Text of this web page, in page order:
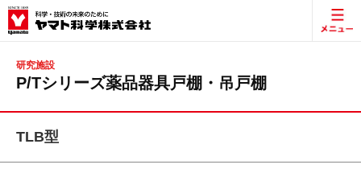
研究施設
P/Tシリーズ薬品器具戸棚・吊戸棚
TLB型